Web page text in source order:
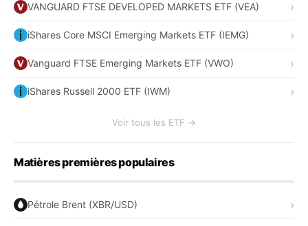
VANGUARD FTSE DEVELOPED MARKETS ETF (VEA)
iShares Core MSCI Emerging Markets ETF (IEMG)
Vanguard FTSE Emerging Markets ETF (VWO)
iShares Russell 2000 ETF (IWM)
Voir tous les ETF →
Matières premières populaires
Pétrole Brent (XBR/USD)